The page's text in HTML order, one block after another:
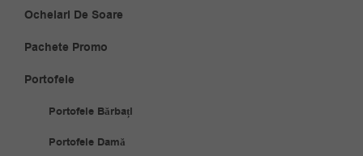
Ochelari De Soare
Pachete Promo
Portofele
Portofele Bărbați
Portofele Damă